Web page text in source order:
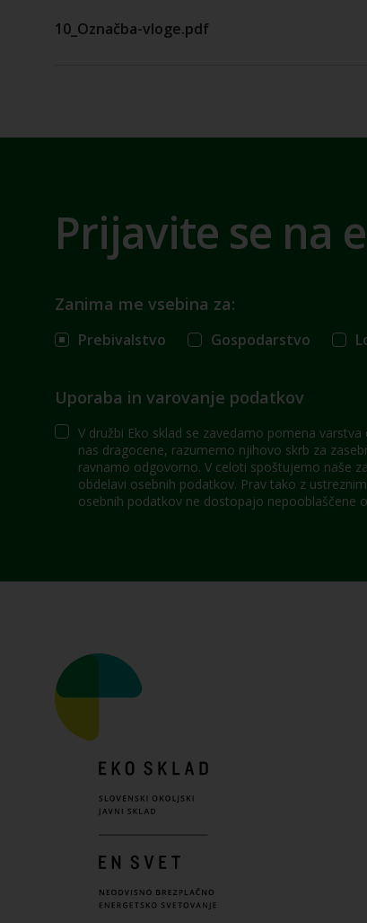
10_Označba-vloge.pdf
Prijavite se na
Zanima me vsebina za:
Prebivalstvo Gospodarstvo
Uporaba in varovanje podatkov
V družbi Eko sklad se zavedamo pomena
nas dragocene, razumemo njihovo skrb za
ravnamo odgovorno. V celoti spoštujemo naše
obdelavi osebnih podatkov. Prav tako z
osebnih podatkov ne dostopajo nepooblaščene